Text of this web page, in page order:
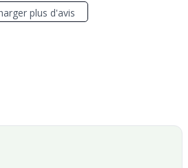
plus d'avis